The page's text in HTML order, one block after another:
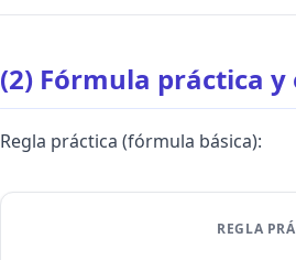
(2) Fórmula práctica y
Regla práctica (fórmula básica):
REGLA